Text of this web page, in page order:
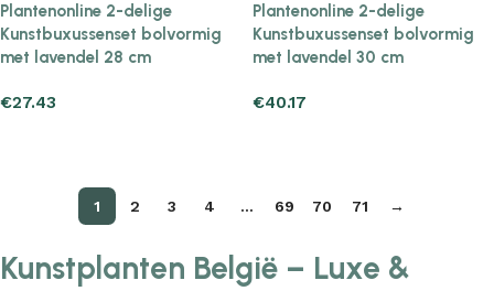
Plantenonline 2-delige
Kunstbuxussenset bolvormig
met lavendel 28 cm
€27.43
Plantenonline 2-delige
Kunstbuxussenset bolvormig
met lavendel 30 cm
€40.17
1 2 3 4 … 69 70 71 →
Kunstplanten België – Luxe &